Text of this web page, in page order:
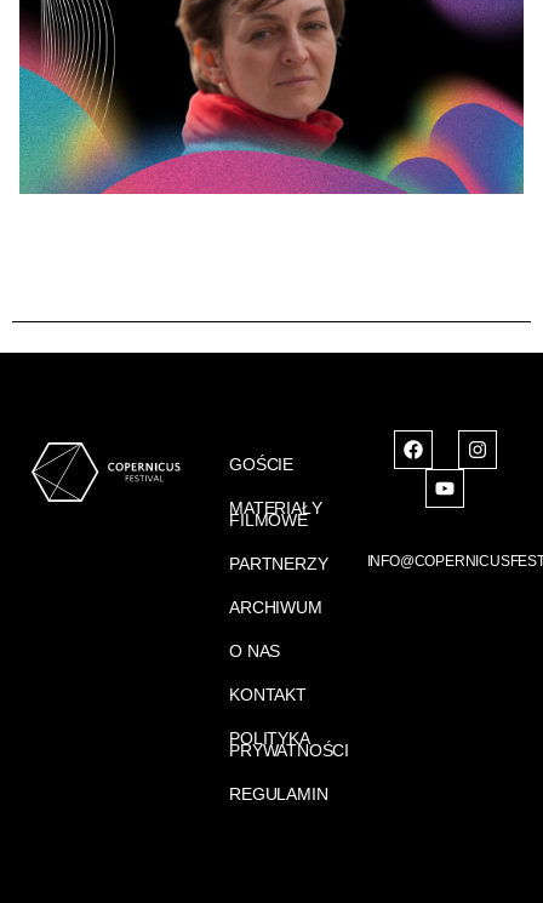
GOŚCIE
MATERIAŁY
FILMOWE
PARTNERZY
ARCHIWUM
O NAS
KONTAKT
POLITYKA
PRYWATNOŚCI
REGULAMIN